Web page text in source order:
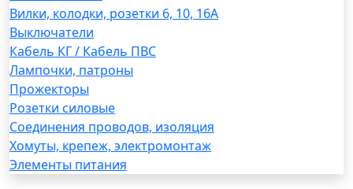
Вилки, колодки, розетки 6, 10, 16А
Выключатели
Кабель КГ / Кабель ПВС
Лампочки, патроны
Прожекторы
Розетки силовые
Соединения проводов, изоляция
Хомуты, крепеж, электромонтаж
Элементы питания